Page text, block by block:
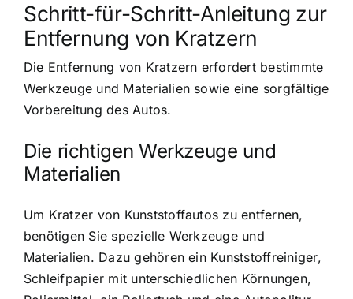
Schritt-für-Schritt-Anleitung zur
Entfernung von Kratzern
Die Entfernung von Kratzern erfordert bestimmte
Werkzeuge und Materialien sowie eine sorgfältige
Vorbereitung des Autos.
Die richtigen Werkzeuge und
Materialien
Um Kratzer von Kunststoffautos zu entfernen,
benötigen Sie spezielle Werkzeuge und
Materialien. Dazu gehören ein Kunststoffreiniger,
Schleifpapier mit unterschiedlichen Körnungen,